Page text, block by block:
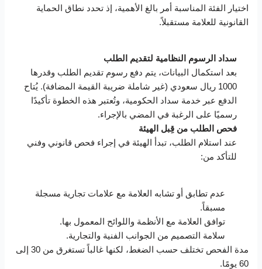
اختيار الفئة المناسبة أمر بالغ الأهمية، إذ تحدد نطاق الحماية
القانونية للعلامة مستقبلاً.
سداد الرسوم النظامية لتقديم الطلب
بعد استكمال البيانات، يتم دفع رسوم تقديم الطلب وقدرها
1000 ريال سعودي (غير شاملة ضريبة القيمة المضافة). يُتاح
الدفع عبر خدمة سداد الحكومية، وتُعتبر هذه الخطوة تأكيدًا
رسميًا على الرغبة في المضي بالإجراء.
فحص الطلب من قِبل الهيئة
عند استلام الطلب، تبدأ الهيئة في إجراء فحص قانوني وفني
للتأكد من:
عدم تطابق أو تشابه العلامة مع علامات تجارية مسجلة
مسبقاً.
توافق العلامة مع الأنظمة واللوائح المعمول بها.
سلامة التصميم من الجوانب الفنية والتجارية.
مدة الفحص تختلف حسب الضغط، لكنها غالباً تستغرق من 30 إلى
60 يومًا.